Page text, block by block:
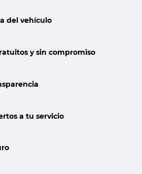
del vehículo
y sin compromiso
a tu servicio